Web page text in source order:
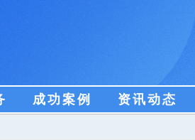
成功案例 资讯动态